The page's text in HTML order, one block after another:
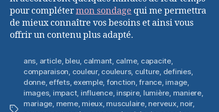
pour complétermon sondage qui me permettra
de mieux connaître vos besoins et ainsi vous
offrir un contenu plus adapté.
Étiquettes
ans, article, bleu, calmant, calme, capacite,
comparaison, couleur, couleurs, culture, definies,
donne, effets, exemple, fonction,france, image,
images, impact, influence, inspire, lumière, maniere,
mariage, meme, mieux, musculaire, nerveux, noir,